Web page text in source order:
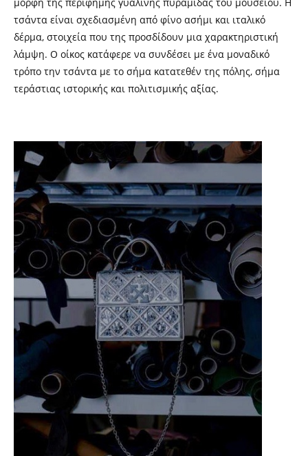
τσάντα είναι σχεδιασμένη από φίνο ασήμι και ιταλικό
δέρμα, στοιχεία που της προσδίδουν μια χαρακτηριστική
λάμψη. Ο οίκος κατάφερε να συνδέσει με ένα μοναδικό
τρόπο την τσάντα με το σήμα κατατεθέν της πόλης, σήμα
τεράστιας ιστορικής και πολιτισμικής αξίας.